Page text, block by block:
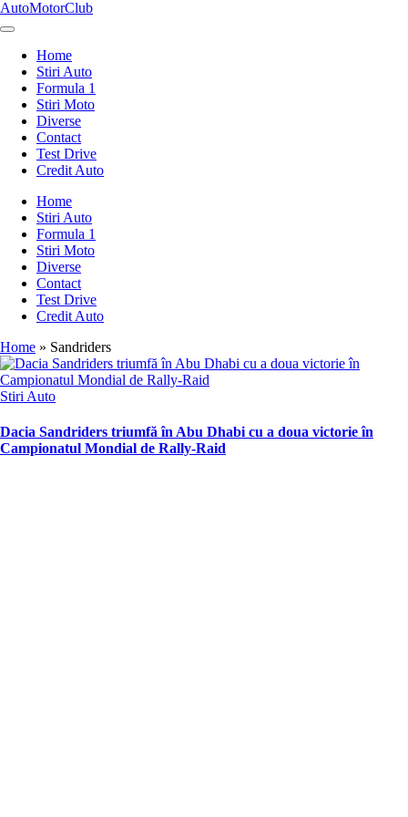
Skip
to
AutoMotorClub
Totul
masini
pasionatii
masini
Home
Stiri Auto
Formula 1
Stiri Moto
Diverse
Contact
Test Drive
Credit Auto
Home
Stiri Auto
Formula 1
Stiri Moto
Diverse
Contact
Test Drive
Credit Auto
Home » Sandriders
Posted
Stiri Auto
Dacia Sandriders triumfă în Abu Dhabi cu a doua victorie în
Campionatul Mondial de Rally-Raid